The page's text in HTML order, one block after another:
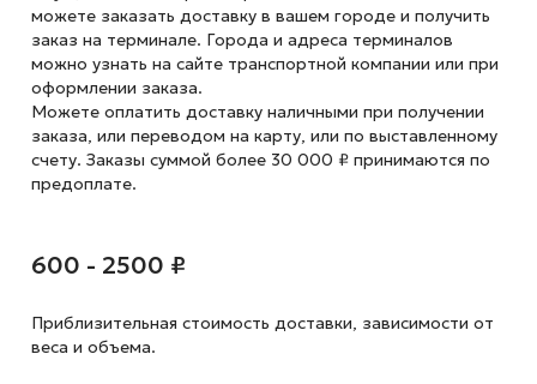
можете заказать доставку в вашем городе и получить
заказ на терминале. Города и адреса терминалов
можно узнать на сайте транспортной компании или при
оформлении заказа.
Можете оплатить доставку наличными при получении
заказа, или переводом на карту, или по выставленному
счету. Заказы суммой более 30 000 ₽ принимаются по
предоплате.
600 - 2500 ₽
Приблизительная стоимость доставки, зависимости от
веса и объема.